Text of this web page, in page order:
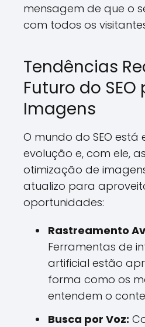
mensagem de que o
com todos os
Tendências
Futuro do SEO
Imagens
O mundo do SEO
evolução e, com ele,
otimização de
atualizo para
oportunidades:
Rastreamento
Ferramentas de
artificial estão
forma como os
entendem o
Busca por Voz: